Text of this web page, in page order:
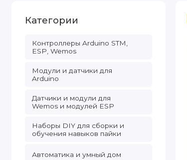
Категории
Контроллеры Arduino STM,
ESP, Wemos
Модули и датчики для
Arduino
Датчики и модули для
Wemos и модулей ESP
Наборы DIY для сборки и
обучения навыков пайки
Автоматика и умный дом